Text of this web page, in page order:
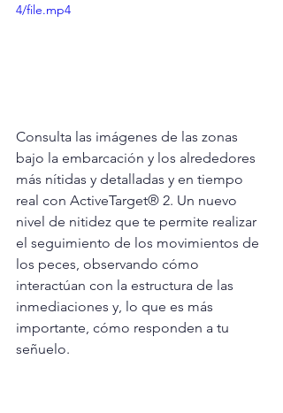
4/file.mp4
Consulta las imágenes de las zonas
bajo la embarcación y los alrededores
más nítidas y detalladas y en tiempo
real con ActiveTarget® 2. Un nuevo
nivel de nitidez que te permite realizar
el seguimiento de los movimientos de
los peces, observando cómo
interactúan con la estructura de las
inmediaciones y, lo que es más
importante, cómo responden a tu
señuelo.